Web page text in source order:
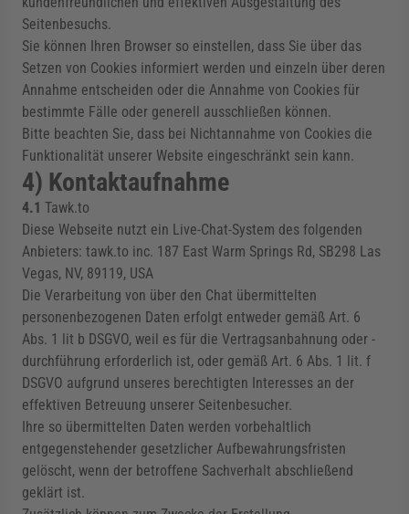
Seitenbesuchs.
Sie können Ihren Browser so einstellen, dass Sie über das
Setzen von Cookies informiert werden und einzeln über deren
Annahme entscheiden oder die Annahme von Cookies für
bestimmte Fälle oder generell ausschließen können.
Bitte beachten Sie, dass bei Nichtannahme von Cookies die
Funktionalität unserer Website eingeschränkt sein kann.
4) Kontaktaufnahme
4.1 Tawk.to
Diese Webseite nutzt ein Live-Chat-System des folgenden
Anbieters: tawk.to inc. 187 East Warm Springs Rd, SB298 Las
Vegas, NV, 89119, USA
Die Verarbeitung von über den Chat übermittelten
personenbezogenen Daten erfolgt entweder gemäß Art. 6
Abs. 1 lit b DSGVO, weil es für die Vertragsanbahnung oder -
durchführung erforderlich ist, oder gemäß Art. 6 Abs. 1 lit. f
DSGVO aufgrund unseres berechtigten Interesses an der
effektiven Betreuung unserer Seitenbesucher.
Ihre so übermittelten Daten werden vorbehaltlich
entgegenstehender gesetzlicher Aufbewahrungsfristen
gelöscht, wenn der betroffene Sachverhalt abschließend
geklärt ist.